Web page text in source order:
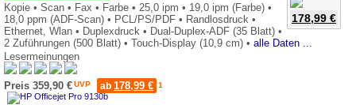
178,99 €
Kopie • Scan • Fax • Farbe • 25,0 ipm • 19,0 ipm (Farbe) •
18,0 ppm (ADF-Scan) • PCL/PS/PDF • Randlosdruck •
Ethernet, Wlan • Duplexdruck • Dual-Duplex-ADF (35 Blatt) •
2 Zuführungen (500 Blatt) • Touch-Display (10,9 cm) • alle Daten ...
Lesermeinungen
Preis 359,90 €UVP ab 178,99 € 1